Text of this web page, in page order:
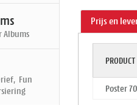
Albums
Fun
Prijs en
PRODUCT
Poster